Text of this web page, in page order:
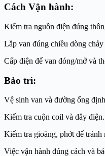
Cách Vận hành:
Kiểm tra nguồn điện đúng
Lắp van đúng chiều dòng
Cấp điện để van đóng/mở và
Bảo trì:
Vệ sinh van và đường ống
Kiểm tra cuộn coil và dây điện.
Kiểm tra gioăng, phớt để
Việc vận hành đúng cách và